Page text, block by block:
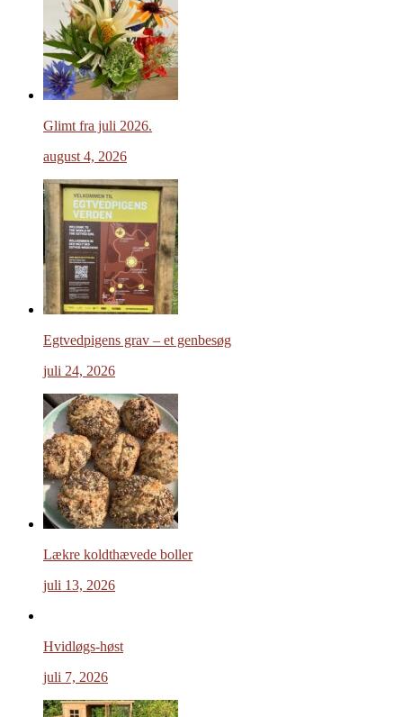
Glimt fra juli 2026.
august 4, 2026
Egtvedpigens grav – et genbesøg
juli 24, 2026
Lækre koldthævede boller
juli 13, 2026
Hvidløgs-høst
juli 7, 2026